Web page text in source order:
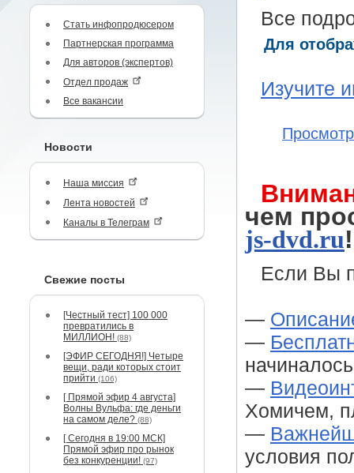
Стать инфопродюсером
Партнерская программа
Для авторов (экспертов)
Отдел продаж
Все вакансии
Новости
Наша миссия
Лента новостей
Каналы в Телеграм
Свежие посты
[Честный тест] 100 000
превратились в
МИЛЛИОН! (88)
[ЭФИР СЕГОДНЯ!] Четыре
вещи, ради которых стоит
прийти (106)
[ Прямой эфир 4 августа]
Волны Вульфа: где деньги
на самом деле? (88)
[ Сегодня в 19:00 МСК]
Прямой эфир про рынок
без конкуренции! (97)
Все
Для
Изучите
чем
js-dvd.ru!
Если Вы
—
—
—
Хомичем,
—
условия